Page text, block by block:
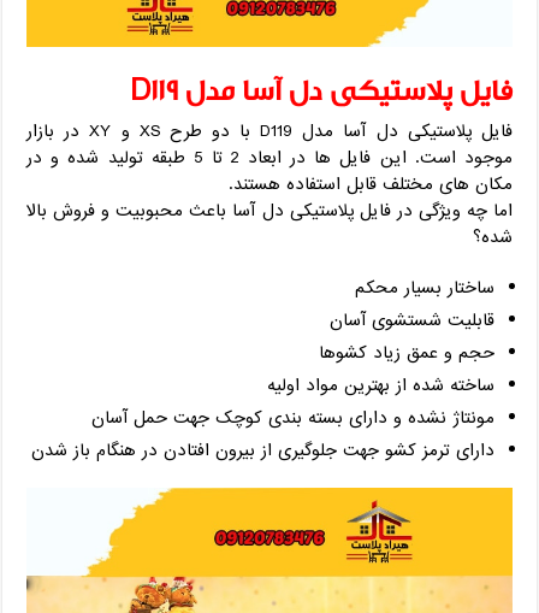
فایل پلاستیکی دل آسا مدل D119
فایل پلاستیکی دل آسا مدل D119 با دو طرح XS و XY در بازار
موجود است. این فایل ها در ابعاد 2 تا 5 طبقه تولید شده و در
مکان های مختلف قابل استفاده هستند.
اما چه ویژگی در فایل پلاستیکی دل آسا باعث محبوبیت و فروش بالا
شده؟
ساختار بسیار محکم
قابلیت شستشوی آسان
حجم و عمق زیاد کشوها
ساخته شده از بهترین مواد اولیه
مونتاژ نشده و دارای بسته بندی کوچک جهت حمل آسان
دارای ترمز کشو جهت جلوگیری از بیرون افتادن در هنگام باز شدن